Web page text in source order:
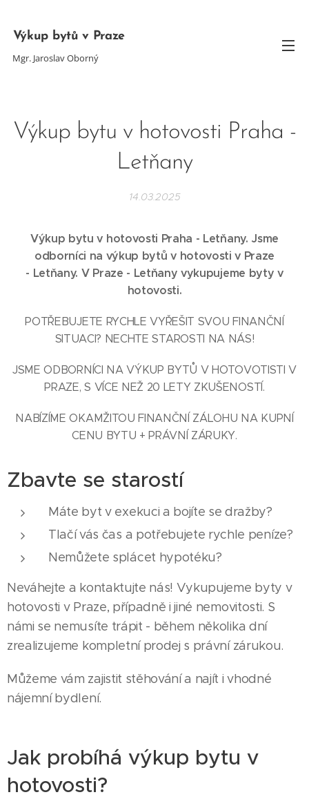
Výkup bytů v Praze
Mgr. Jaroslav Oborný
Výkup bytu v hotovosti Praha -
Letňany
14.03.2025
Výkup bytu v hotovosti Praha - Letňany. Jsme
odborníci na výkup bytů v hotovosti v Praze
- Letňany. V Praze - Letňany vykupujeme byty v
hotovosti.
POTŘEBUJETE RYCHLE VYŘEŠIT SVOU FINANČNÍ
SITUACI? NECHTE STAROSTI NA NÁS!
JSME ODBORNÍCI NA VÝKUP BYTŮ V HOTOVOTISTI V
PRAZE, S VÍCE NEŽ 20 LETY ZKUŠENOSTÍ.
NABÍZÍME OKAMŽITOU FINANČNÍ ZÁLOHU NA KUPNÍ
CENU BYTU + PRÁVNÍ ZÁRUKY.
Zbavte se starostí
Máte byt v exekuci a bojíte se dražby?
Tlačí vás čas a potřebujete rychle peníze?
Nemůžete splácet hypotéku?
Neváhejte a kontaktujte nás! Vykupujeme byty v
hotovosti v Praze, případně i jiné nemovitosti. S
námi se nemusíte trápit - během několika dní
zrealizujeme kompletní prodej s právní zárukou.
Můžeme vám zajistit stěhování a najít i vhodné
nájemní bydlení.
Jak probíhá výkup bytu v
hotovosti?